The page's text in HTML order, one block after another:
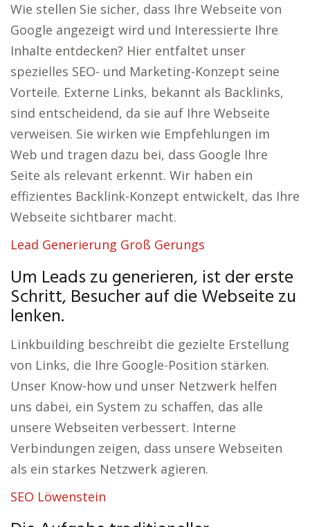
Wie stellen Sie sicher, dass Ihre Webseite von
Google angezeigt wird und Interessierte Ihre
Inhalte entdecken? Hier entfaltet unser
spezielles SEO- und Marketing-Konzept seine
Vorteile. Externe Links, bekannt als Backlinks,
sind entscheidend, da sie auf Ihre Webseite
verweisen. Sie wirken wie Empfehlungen im
Web und tragen dazu bei, dass Google Ihre
Seite als relevant erkennt. Wir haben ein
effizientes Backlink-Konzept entwickelt, das Ihre
Webseite sichtbarer macht.
Lead Generierung Groß Gerungs
Um Leads zu generieren, ist der erste
Schritt, Besucher auf die Webseite zu
lenken.
Linkbuilding beschreibt die gezielte Erstellung
von Links, die Ihre Google-Position stärken.
Unser Know-how und unser Netzwerk helfen
uns dabei, ein System zu schaffen, das alle
unsere Webseiten verbessert. Interne
Verbindungen zeigen, dass unsere Webseiten
als ein starkes Netzwerk agieren.
SEO Löwenstein